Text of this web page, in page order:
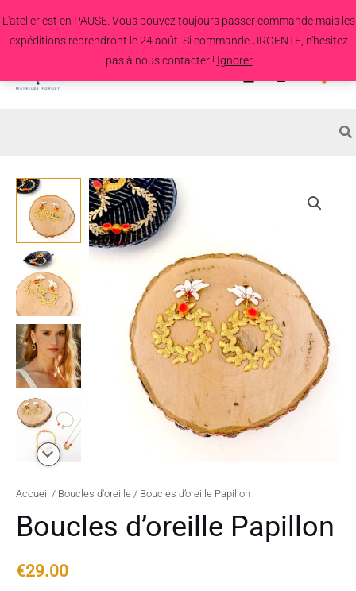
L'atelier est en PAUSE. Vous pouvez toujours passer commande mais les
expéditions reprendront le 24 août. Si commande URGENTE, n'hésitez
pas à nous contacter ! Ignorer
au
contenu
Accueil / Boucles d'oreille / Boucles d’oreille Papillon
Boucles d’oreille Papillon
€29.00
quantité
Boucles
d'oreille
Papillon